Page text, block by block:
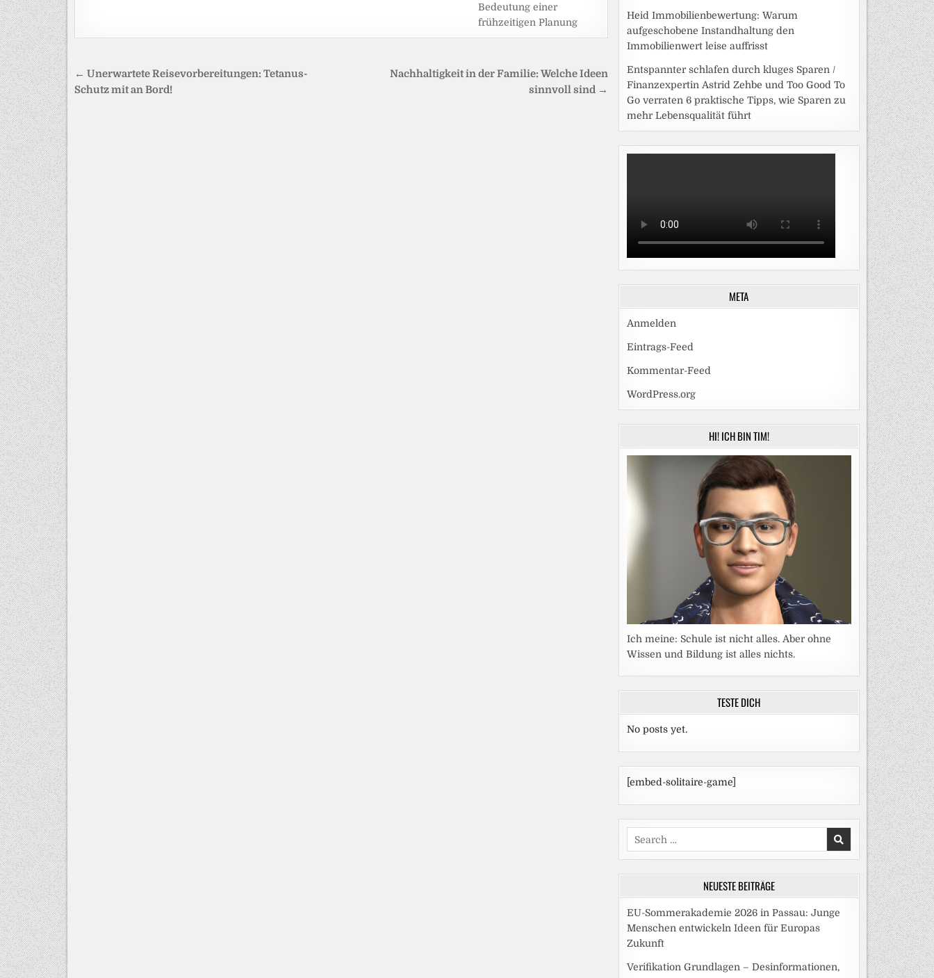
Bedeutung einer
frühzeitigen Planung
Beitragsnavigation
Nachhaltigkeit in der Familie: Welche Ideen
sinnvoll sind →
← Unerwartete Reisevorbereitungen: Tetanus-
Schutz mit an Bord!
Heid Immobilienbewertung: Warum
aufgeschobene Instandhaltung den
Immobilienwert leise auffrisst
Entspannter schlafen durch kluges Sparen /
Finanzexpertin Astrid Zehbe und Too Good To
Go verraten 6 praktische Tipps, wie Sparen zu
mehr Lebensqualität führt
META
Anmelden
Eintrags-Feed
Kommentar-Feed
WordPress.org
HI! ICH BIN TIM!
Ich meine: Schule ist nicht alles. Aber ohne
Wissen und Bildung ist alles nichts.
TESTE DICH
No posts yet.
[embed-solitaire-game]
Search
for:
NEUESTE BEITRÄGE
EU-Sommerakademie 2026 in Passau: Junge
Menschen entwickeln Ideen für Europas
Zukunft
Verifikation Grundlagen – Desinformationen,